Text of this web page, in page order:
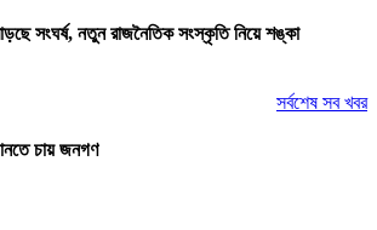
সংঘর্ষ, নতুন রাজনৈতিক সংস্কৃতি নিয়ে শঙ্কা
সর্বশেষ সব খবর
জানতে চায় জনগণ